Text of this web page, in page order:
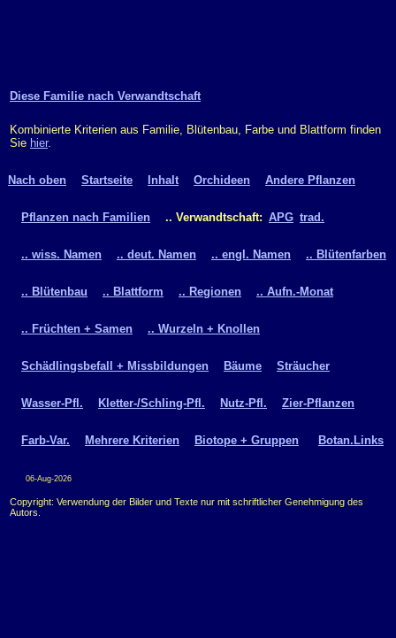
Diese Familie nach Verwandtschaft
Kombinierte Kriterien aus Familie, Blütenbau, Farbe und Blattform finden
Sie hier.
Nach oben Startseite Inhalt Orchideen Andere Pflanzen
Pflanzen nach Familien .. Verwandtschaft: APG trad.
.. wiss. Namen .. deut. Namen .. engl. Namen .. Blütenfarben
.. Blütenbau .. Blattform .. Regionen .. Aufn.-Monat
.. Früchten + Samen .. Wurzeln + Knollen
Schädlingsbefall + Missbildungen Bäume Sträucher
Wasser-Pfl. Kletter-/Schling-Pfl. Nutz-Pfl. Zier-Pflanzen
Farb-Var. Mehrere Kriterien Biotope + Gruppen Botan.Links
06-Aug-2026
Copyright: Verwendung der Bilder und Texte nur mit schriftlicher Genehmigung des
Autors.